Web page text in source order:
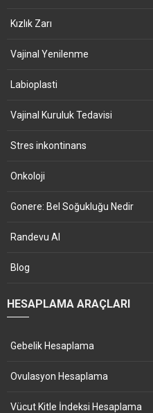
Kızlık Zarı
Vajinal Yenilenme
Labioplasti
Vajinal Kuruluk Tedavisi
Stres inkontinans
Onkoloji
Gonere: Bel Soğukluğu Nedir
Randevu Al
Blog
HESAPLAMA ARAÇLARI
Gebelik Hesaplama
Ovulasyon Hesaplama
Vücut Kitle İndeksi Hesaplama